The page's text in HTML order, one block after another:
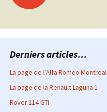
des
articles
Derniers articles…
La page de l’Alfa Romeo Montreal
La page de la Renault Laguna 1
Rover 114 GTI